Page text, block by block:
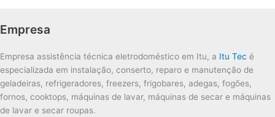
Empresa
Empresa assistência técnica eletrodoméstico em Itu, a Itu Tec é
especializada em instalação, conserto, reparo e manutenção de
geladeiras, refrigeradores, freezers, frigobares, adegas, fogões,
fornos, cooktops, máquinas de lavar, máquinas de secar e máquinas
de lavar e secar roupas.